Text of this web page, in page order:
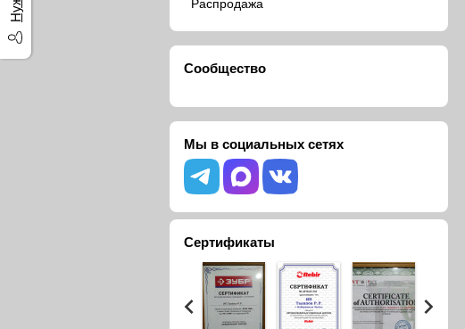
Распродажа
Сообщество
Мы в социальных сетях
Сертификаты